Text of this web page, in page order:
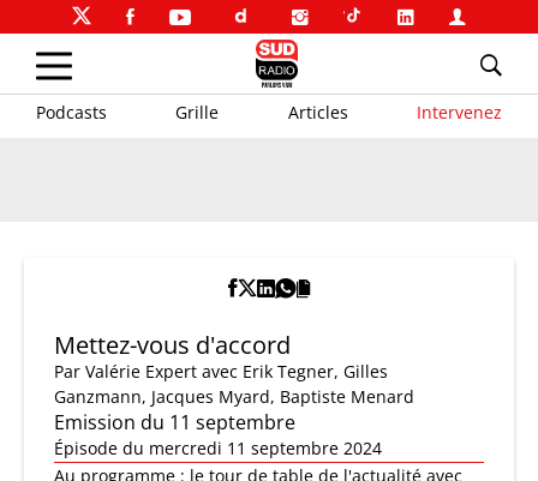
Podcasts Grille Articles Intervenez
Mettez-vous d'accord
Par Valérie Expert avec Erik Tegner, Gilles
Ganzmann, Jacques Myard, Baptiste Menard
Emission du 11 septembre
Épisode du mercredi 11 septembre 2024
Au programme : le tour de table de l'actualité avec